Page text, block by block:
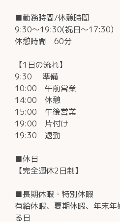
■勤務時間/休憩時間
9:30～19:30(祝日～17:30)
休憩時間 60分
【1日の流れ】
9:30 準備
10:00 午前営業
14:00 休憩
15:00 午後営業
19:00 片付け
19:30 退勤
■休日
【完全週休2日制】
■長期休暇・特別休暇
有給休暇、夏期休暇、年末
る日